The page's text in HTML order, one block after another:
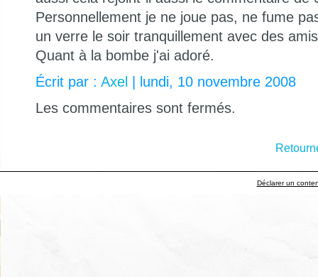
Personnellement je ne joue pas, ne fume
un verre le soir tranquillement avec des
Quant à la bombe j'ai adoré.
Écrit par : Axel
| lundi, 10 novembre 2008
Les commentaires sont fermés.
Déclarer un